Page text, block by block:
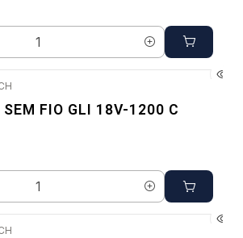
SEM FIO GLI 18V-1200 C